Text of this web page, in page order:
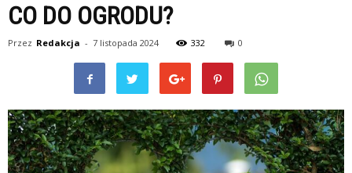
CO DO OGRODU?
Przez Redakcja - 7 listopada 2024 332 0